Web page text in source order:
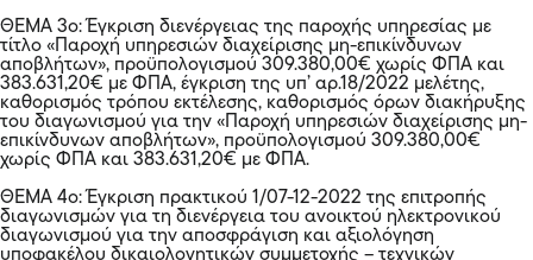
ΘΕΜΑ 3ο: Έγκριση διενέργειας της παροχής υπηρεσίας με
τίτλο «Παροχή υπηρεσιών διαχείρισης μη-επικίνδυνων
αποβλήτων», προϋπολογισμού 309.380,00€ χωρίς ΦΠΑ και
383.631,20€ με ΦΠΑ, έγκριση της υπ’ αρ.18/2022 μελέτης,
καθορισμός τρόπου εκτέλεσης, καθορισμός όρων διακήρυξης
του διαγωνισμού για την «Παροχή υπηρεσιών διαχείρισης μη-
επικίνδυνων αποβλήτων», προϋπολογισμού 309.380,00€
χωρίς ΦΠΑ και 383.631,20€ με ΦΠΑ.
ΘΕΜΑ 4ο: Έγκριση πρακτικού 1/07-12-2022 της επιτροπής
διαγωνισμών για τη διενέργεια του ανοικτού ηλεκτρονικού
διαγωνισμού για την αποσφράγιση και αξιολόγηση
υποφακέλου δικαιολογητικών συμμετοχής – τεχνικών